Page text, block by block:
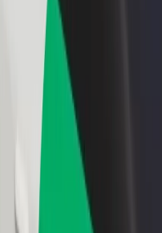
Κέντρο Τύπου
Κατευθυντήριες γραμμές Brand
Αποστολή
Σχέσεις με Επενδυτές
Μέσα ενημέρωσης
Urban Fund